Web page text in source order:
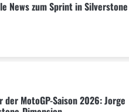
News zum Sprint in Silverstone
MotoGP-Saison 2026: Jorge